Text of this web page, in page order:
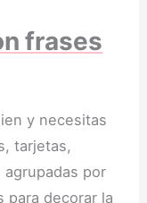
frases
y necesitas
tarjetas,
por
decorar la